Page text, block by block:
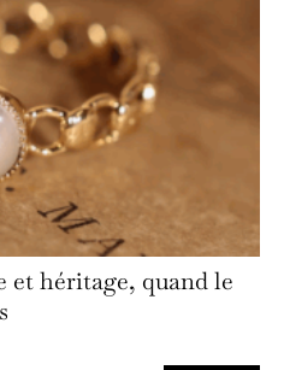
et héritage, quand le